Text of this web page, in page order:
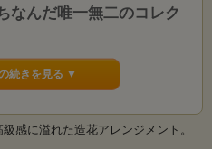
なんだ唯一無二のコレク
売記念・特別ご奉仕価
です！
ス。
を彩るプレミアムな造花アレンジメント
続きを見る ▼
感に溢れた造花アレンジメント。